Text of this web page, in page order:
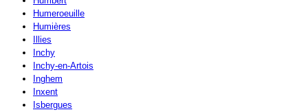
Humeroeuille
Humières
Illies
Inchy
Inchy-en-Artois
Inghem
Inxent
Isbergues